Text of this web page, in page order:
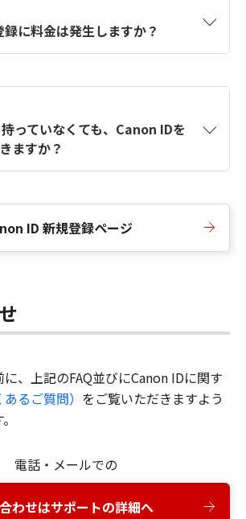
ビスから取得します。アカウントを
できるように、この情報を使用して
登録フォームを入力します。
に料金は発生しますか？
っていなくても、Canon IDを
ますか？
ID 新規登録ページ
、上記のFAQ並びにCanon IDに関す
るご質問） をご覧いただきますよう
電話・メールでの
わせはサポートの詳細へ